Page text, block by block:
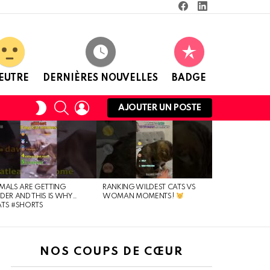
DERNIÈRES NOUVELLES BADGE
CHANGER
PEAU
RECHERCHECONNEXION
AJOUTER UN POSTE
ARE GETTING
AND THIS IS WHY…
#SHORTS
RANKING WILDEST CATS VS
WOMAN MOMENTS!
NOS COUPS DE CŒUR